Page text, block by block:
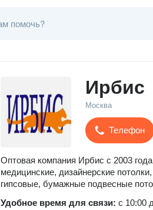
Ирбис
Москва
Телефон
Оптовая компания Ирбис с 2003
медицинские, дизайнерские
гипсовые, бумажные подвесные
Удобное время для связи: с 10:00